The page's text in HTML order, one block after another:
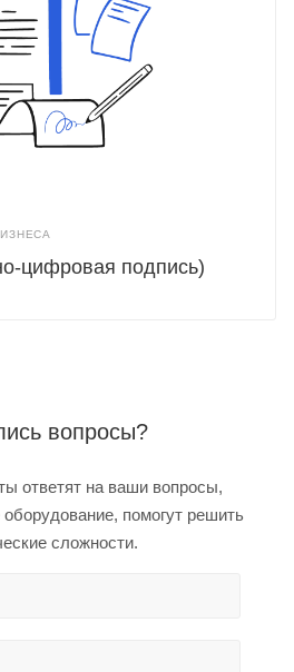
цифровая подпись)
вопросы?
ответят на ваши вопросы,
помогут решить
сложности.